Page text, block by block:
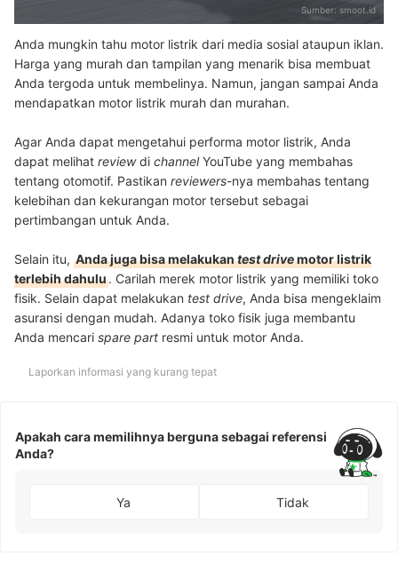
Sumber: smoot.id
Anda mungkin tahu motor listrik dari media sosial ataupun iklan.
Harga yang murah dan tampilan yang menarik bisa membuat
Anda tergoda untuk membelinya. Namun, jangan sampai Anda
mendapatkan motor listrik murah dan murahan.
Agar Anda dapat mengetahui performa motor listrik, Anda
dapat melihat reviewdi channelYouTube yang membahas
tentang otomotif. Pastikan reviewers-nya membahas tentang
kelebihan dan kekurangan motor tersebut sebagai
pertimbangan untuk Anda.
Selain itu, Anda juga bisa melakukantest drivemotor listrik
terlebih dahulu. Carilah merek motor listrik yang memiliki toko
fisik. Selain dapat melakukan test drive, Anda bisa mengeklaim
asuransi dengan mudah. Adanya toko fisik juga membantu
Anda mencari spare part resmi untuk motor Anda.
Laporkan informasi yang kurang tepat
Apakah cara memilihnya berguna sebagai referensi
Anda?
Ya Tidak